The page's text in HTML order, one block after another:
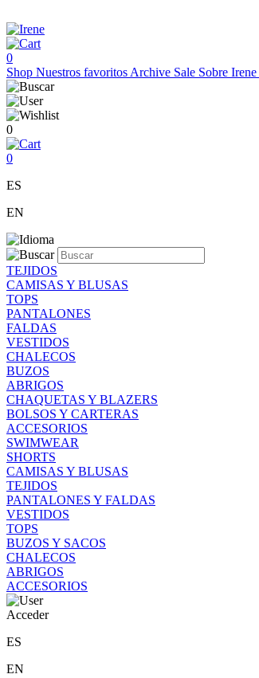
0
Shop Nuestros favoritos Archive Sale Sobre Irene
0
0
ES
EN
TEJIDOS
CAMISAS Y BLUSAS
TOPS
PANTALONES
FALDAS
VESTIDOS
CHALECOS
BUZOS
ABRIGOS
CHAQUETAS Y BLAZERS
BOLSOS Y CARTERAS
ACCESORIOS
SWIMWEAR
SHORTS
CAMISAS Y BLUSAS
TEJIDOS
PANTALONES Y FALDAS
VESTIDOS
TOPS
BUZOS Y SACOS
CHALECOS
ABRIGOS
ACCESORIOS
Acceder
ES
EN